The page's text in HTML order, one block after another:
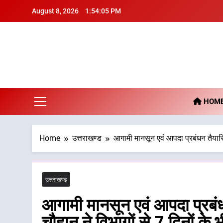
August 8, 2026 1:54:06 PM
Home उत्तराखण्ड आगामी मानसून एवं आपदा प्रबंधन
उत्तराखण्ड
आगामी मानसून एवं आपदा